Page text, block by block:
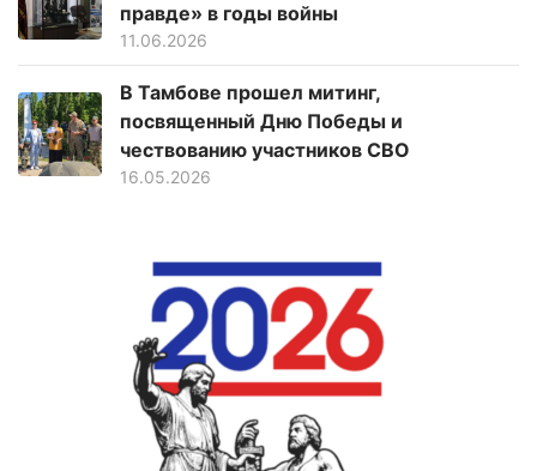
правде» в годы войны
11.06.2026
В Тамбове прошел митинг,
посвященный Дню Победы и
чествованию участников СВО
16.05.2026